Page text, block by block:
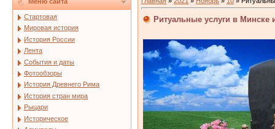
Стартовая
Мировая история
История России
Лента
События и даты
Фотообзоры
История Древнего Рима
История стран мира
Рыцари
Историческое
Ритуальные услуги в Минске